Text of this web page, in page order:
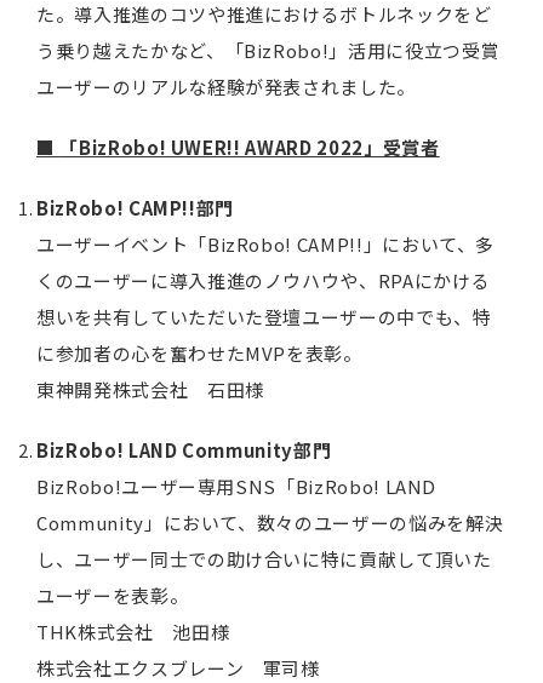
た。導入推進のコツや推進におけるボトルネックをど
う乗り越えたかなど、「BizRobo!」活用に役立つ受賞
ユーザーのリアルな経験が発表されました。
■ 「BizRobo! UWER!! AWARD 2022」受賞者
BizRobo! CAMP!!部門
ユーザーイベント「BizRobo! CAMP!!」において、多
くのユーザーに導入推進のノウハウや、RPAにかける
想いを共有していただいた登壇ユーザーの中でも、特
に参加者の心を奮わせたMVPを表彰。
東神開発株式会社 石田様
BizRobo! LAND Community部門
BizRobo!ユーザー専用SNS「BizRobo! LAND
Community」において、数々のユーザーの悩みを解決
し、ユーザー同士での助け合いに特に貢献して頂いた
ユーザーを表彰。
THK株式会社 池田様
株式会社エクスブレーン 軍司様